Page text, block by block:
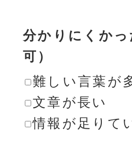
分かりにくか
可）
難しい言葉が
文章が長い
情報が足りて